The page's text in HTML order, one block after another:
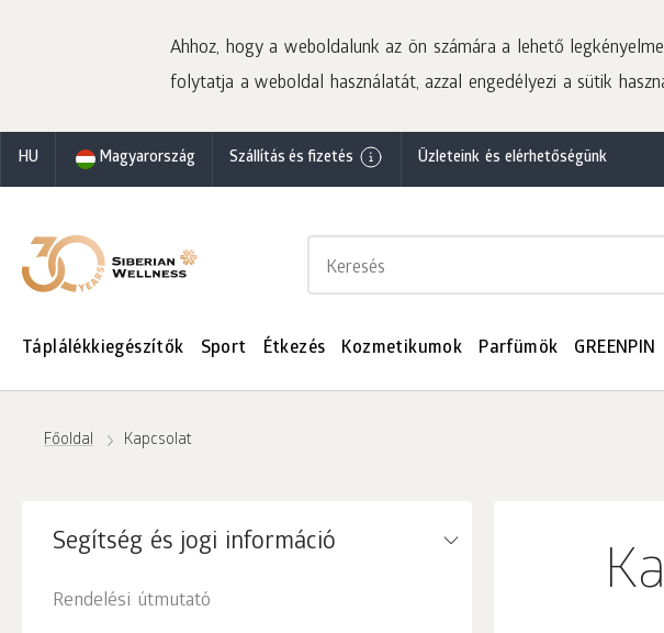
Ahhoz, hogy a weboldalunk az ön számára a lehető
folytatja a weboldal használatát, azzal engedélyezi a sütik
HU Magyarország Szállítás és fizetés Üzleteink és elérhetőségünk
Táplálékkiegészítők Sport Étkezés Kozmetikumok Parfümök GREENPIN
Főoldal Kapcsolat
Segítség és jogi információ
Rendelési útmutató